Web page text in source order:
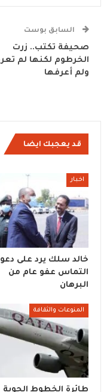
السابق بوست
صحيفة تكتب.. زرت
الخرطوم لكنها لم
ولم أعرفها
قد يعجبك ايضا
اخبار
خالد سلك يرد على
التماس عفو عام من
البرهان
المنوعات والثقافة
طائرة الخطوط الجوية